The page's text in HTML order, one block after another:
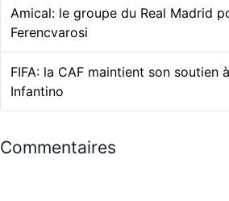
Amical: le groupe du Real Madrid
Ferencvarosi
FIFA: la CAF maintient son soutien
Infantino
Commentaires